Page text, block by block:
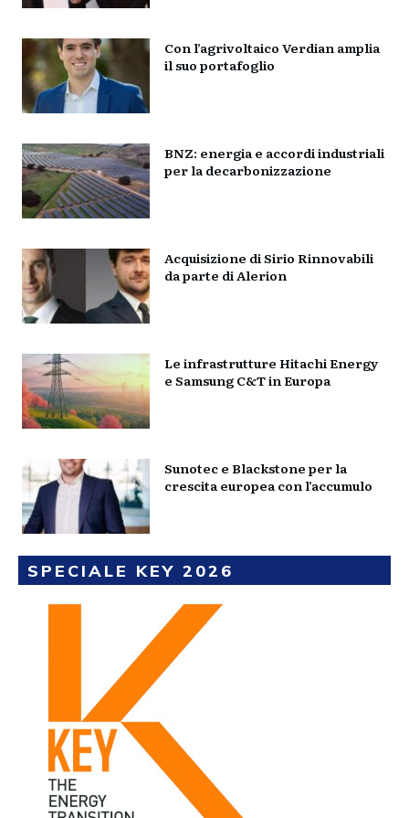
Con l’agrivoltaico Verdian amplia
il suo portafoglio
BNZ: energia e accordi industriali
per la decarbonizzazione
Acquisizione di Sirio Rinnovabili
da parte di Alerion
Le infrastrutture Hitachi Energy
e Samsung C&T in Europa
Sunotec e Blackstone per la
crescita europea con l’accumulo
SPECIALE KEY 2026